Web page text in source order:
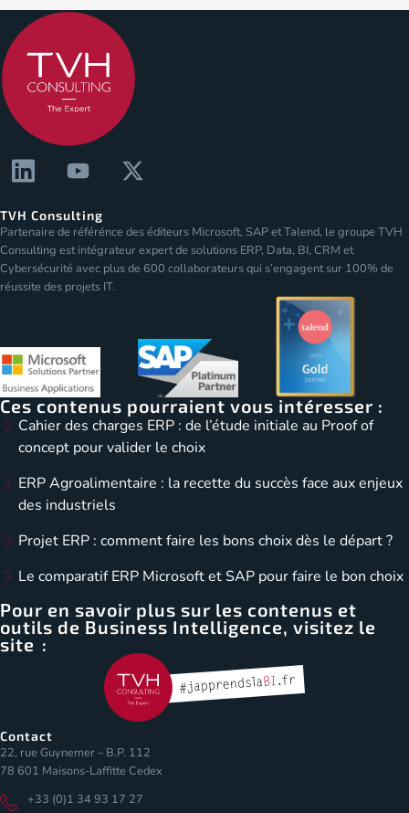
TVH Consulting
Partenaire de référénce des éditeurs Microsoft, SAP et Talend, le groupe TVH
Consulting est intégrateur expert de solutions ERP, Data, BI, CRM et
Cybersécurité avec plus de 600 collaborateurs qui s’engagent sur 100% de
réussite des projets IT.
Ces contenus pourraient vous intéresser :
Cahier des charges ERP : de l’étude initiale au Proof of
concept pour valider le choix
ERP Agroalimentaire : la recette du succès face aux enjeux
des industriels
Projet ERP : comment faire les bons choix dès le départ ?
Le comparatif ERP Microsoft et SAP pour faire le bon choix
Pour en savoir plus sur les contenus et
outils de Business Intelligence, visitez le
site :
Contact
22, rue Guynemer – B.P. 112
78 601 Maisons-Laffitte Cedex
+33 (0)1 34 93 17 27